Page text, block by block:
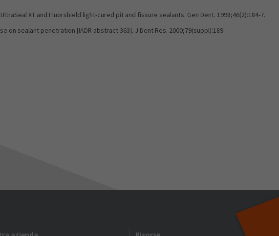
XT and Fluorshield light-cured pit and fissure sealants. Gen Dent. 1998;46(2):184-7.
on sealant penetration [IADR abstract 363]. J Dent Res. 2000;79(suppl):189.